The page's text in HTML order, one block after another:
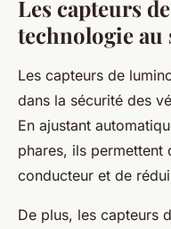
Les capteurs
technologie au
Les capteurs de
dans la sécurité des
En ajustant
phares, ils permettent
conducteur et de
De plus, les capteurs